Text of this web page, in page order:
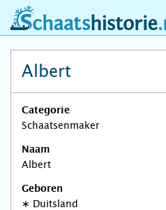
schaatshistorie.nl
Albert
Categorie
Schaatsenmaker
Naam
Albert
Geboren
∗ Duitsland